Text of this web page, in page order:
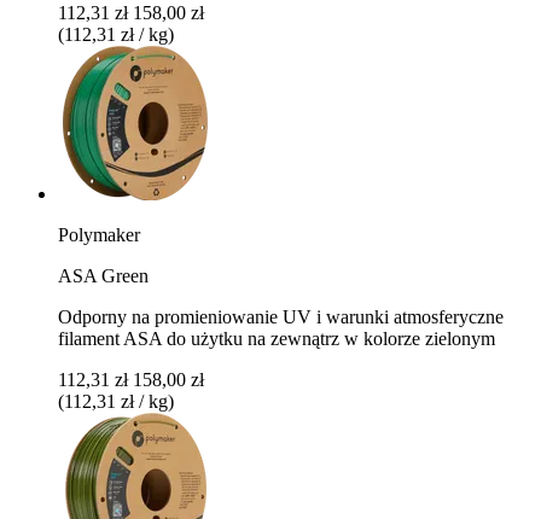
112,31 zł 158,00 zł
(112,31 zł / kg)
Polymaker
ASA Green
Odporny na promieniowanie UV i warunki atmosferyczne
filament ASA do użytku na zewnątrz w kolorze zielonym
112,31 zł 158,00 zł
(112,31 zł / kg)